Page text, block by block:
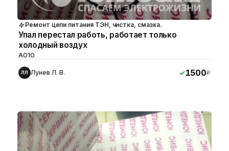
Ремонт цепи питания ТЭН, чистка, смазка.
Упал перестал работь, работает только
холодный воздух
A010
ЛЛ Лунев Л. В. 1500₽